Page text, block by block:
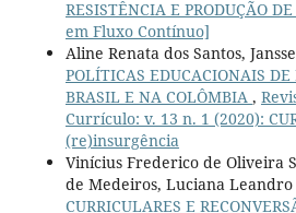
RESISTÊNCIA E PRODUÇÃO
em Fluxo Contínuo]
Aline Renata dos Santos,
POLÍTICAS EDUCACIONAIS
BRASIL E NA COLÔMBIA ,
Currículo: v. 13 n. 1 (2020):
(re)insurgência
Vinícius Frederico de Oliveira
de Medeiros, Luciana Leandro
CURRICULARES E